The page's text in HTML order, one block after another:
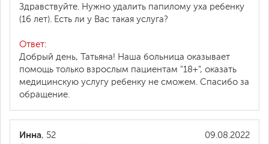
Здравствуйте. Нужно удалить папилому уха ребенку
(16 лет). Есть ли у Вас такая услуга?
Ответ:
Добрый день, Татьяна! Наша больница оказывает
помощь только взрослым пациентам "18+", оказать
медицинскую услугу ребенку не сможем. Спасибо за
обращение.
09.08.2022
Инна, 52